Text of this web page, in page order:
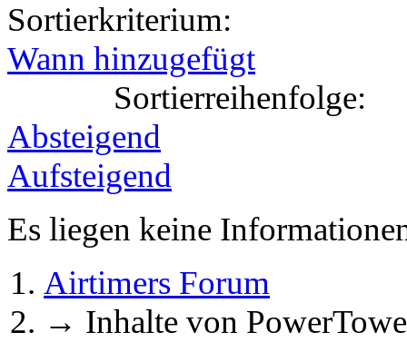
Sortierkriterium:
Wann hinzugefügt
Sortierreihenfolge:
Absteigend
Aufsteigend
Es liegen keine
Airtimers Forum
→ Inhalte von